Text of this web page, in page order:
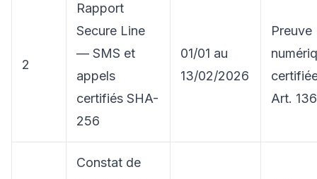
2
Rapport
Secure Line
— SMS et
appels
certifiés SHA-
256
01/01 au
13/02/2026
Preuve
Art.
Constat de